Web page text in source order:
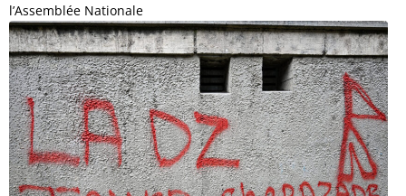
l’Assemblée Nationale